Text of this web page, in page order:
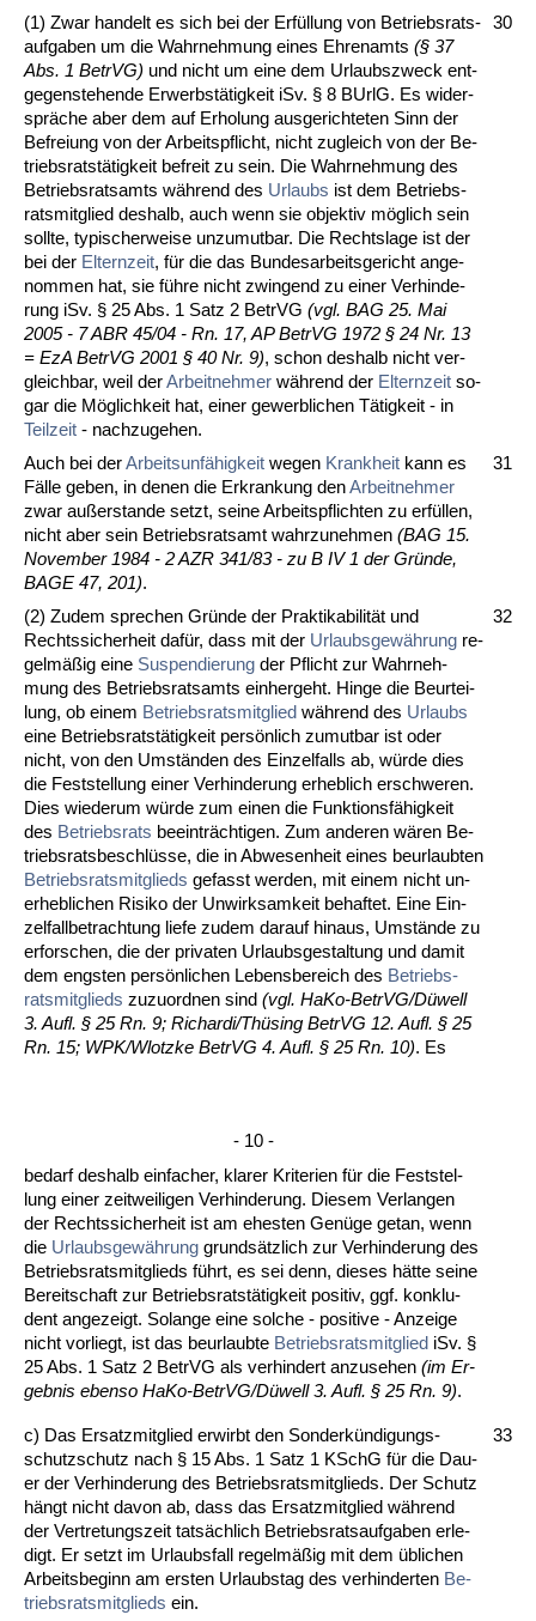
(1) Zwar han­delt es sich bei der Erfüllung von Be­triebs­rats­
auf­ga­ben um die Wahr­neh­mung ei­nes Eh­ren­amts (§ 37
Abs. 1 Be­trVG) und nicht um ei­ne dem Ur­laubs­zweck ent­
ge­gen­ste­hen­de Er­werbstätig­keit iSv. § 8 BUrlG. Es wi­der­
spräche aber dem auf Er­ho­lung aus­ge­rich­te­ten Sinn der
Be­frei­ung von der Ar­beits­pflicht, nicht zu­gleich von der Be­
triebs­ratstätig­keit be­freit zu sein. Die Wahr­neh­mung des
Be­triebs­rats­amts während des Ur­laubs ist dem Be­triebs­
rats­mit­glied des­halb, auch wenn sie ob­jek­tiv möglich sein
soll­te, ty­pi­scher­wei­se un­zu­mut­bar. Die Rechts­la­ge ist der
bei der El­tern­zeit, für die das Bun­de­sar­beits­ge­richt an­ge­
nom­men hat, sie führe nicht zwin­gend zu ei­ner Ver­hin­de­
rung iSv. § 25 Abs. 1 Satz 2 Be­trVG (vgl. BAG 25. Mai
2005 - 7 ABR 45/04 - Rn. 17, AP Be­trVG 1972 § 24 Nr. 13
= EzA Be­trVG 2001 § 40 Nr. 9), schon des­halb nicht ver­
gleich­bar, weil derAr­beit­neh­mer während der El­tern­zeit so­
gar die Möglich­keit hat, ei­ner ge­werb­li­chen Tätig­keit - in
Teil­zeit - nach­zu­ge­hen.
30
Auch bei derAr­beits­unfähig­keit we­gen Krank­heit kann es
Fälle ge­ben, in de­nen die Er­kran­kung denAr­beit­neh­mer
zwar außer­stan­de setzt, sei­ne Ar­beits­pflich­ten zu erfüllen,
nicht aber sein Be­triebs­rats­amt wahr­zu­neh­men (BAG 15.
No­vem­ber 1984 - 2 AZR 341/83 - zu B IV 1 der Gründe,
BA­GE 47, 201).
31
(2) Zu­dem spre­chen Gründe der Prak­ti­ka­bi­lität und
Rechts­si­cher­heit dafür, dass mit der Ur­laubs­gewährung re­
gelmäßig ei­ne Su­s­pen­die­rung der Pflicht zur Wahr­neh­
mung des Be­triebs­rats­amts ein­her­geht. Hin­ge die Be­ur­tei­
lung, ob ei­nem Be­triebs­rats­mit­glied während des Ur­laubs
ei­ne Be­triebs­ratstätig­keit persönlich zu­mut­bar ist oder
nicht, von den Umständen des Ein­zel­falls ab, würde dies
die Fest­stel­lung ei­ner Ver­hin­de­rung er­heb­lich er­schwe­ren.
Dies wie­der­um würde zum ei­nen die Funk­ti­onsfähig­keit
des Be­triebs­rats be­ein­träch­ti­gen. Zum an­de­ren wären Be­
triebs­rats­be­schlüsse, die in Ab­we­sen­heit ei­nes be­ur­laub­ten
Be­triebs­rats­mit­glieds ge­fasst wer­den, mit ei­nem nicht un­
er­heb­li­chen Ri­si­ko der Un­wirk­sam­keit be­haf­tet. Ei­ne Ein­
zel­fall­be­trach­tung lie­fe zu­dem dar­auf hin­aus, Umstände zu
er­for­schen, die der pri­va­ten Ur­laubs­ge­stal­tung und da­mit
dem engs­ten persönli­chen Le­bens­be­reich des Be­triebs­
rats­mit­glieds zu­zu­ord­nen sind (vgl. Ha­Ko-Be­trVG/Düwell
3. Aufl. § 25 Rn. 9; Ri­char­di/Thüsing Be­trVG 12. Aufl. § 25
Rn. 15; WPK/Wlotz­ke Be­trVG 4. Aufl. § 25 Rn. 10). Es
- 10 -
be­darf des­halb ein­fa­cher, kla­rer Kri­te­ri­en für die Fest­stel­
lung ei­ner zeit­wei­li­gen Ver­hin­de­rung. Die­sem Ver­lan­gen
der Rechts­si­cher­heit ist am ehes­ten Genüge ge­tan, wenn
die Ur­laubs­gewährung grundsätz­lich zur Ver­hin­de­rung des
Be­triebs­rats­mit­glieds führt, es sei denn, die­ses hätte sei­ne
Be­reit­schaft zur Be­triebs­ratstätig­keit po­si­tiv, ggf. kon­klu­
dent an­ge­zeigt. So­lan­ge ei­ne sol­che - po­si­ti­ve - An­zei­ge
nicht vor­liegt, ist das be­ur­laub­te Be­triebs­rats­mit­glied iSv. §
25 Abs. 1 Satz 2 Be­trVG als ver­hin­dert an­zu­se­hen (im Er­
geb­nis eben­so Ha­Ko-Be­trVG/Düwell 3. Aufl. § 25 Rn. 9).
32
c) Das Er­satz­mit­glied er­wirbt den Son­derkündi­gungs­
schutz­schutz nach § 15 Abs. 1 Satz 1 KSchG für die Dau­
er der Ver­hin­de­rung des Be­triebs­rats­mit­glieds. Der Schutz
hängt nicht da­von ab, dass das Er­satz­mit­glied während
der Ver­tre­tungs­zeit tatsächlich Be­triebs­rats­auf­ga­ben er­le­
digt. Er setzt im Ur­laubs­fall re­gelmäßig mit dem übli­chen
Ar­beits­be­ginn am ers­ten Ur­laubs­tag des ver­hin­der­ten Be­
triebs­rats­mit­glieds ein.
33